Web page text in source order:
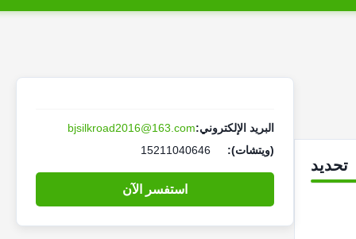
تحديد
البريد الإلكتروني:bjsilkroad2016@163.com
(ويتشات):
15211040646
استفسر الآن